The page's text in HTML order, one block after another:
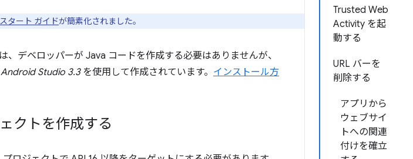
Trusted Web
Activity を起
動する
URL バーを
削除する
アプリから
ウェブサイ
トへの関連
付けを確立
タート ガイドが簡素化されました。
、デベロッパーが Java コードを作成する必要はありませんが、
Android Studio 3.3を使用して作成されています。 インストール方
クトを作成する